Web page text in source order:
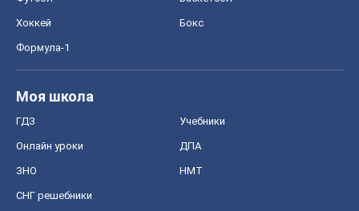
Хоккей Бокс
Формула-1
Моя школа
ГДЗ Учебники
Онлайн уроки ДПА
ЗНО НМТ
СНГ решебники